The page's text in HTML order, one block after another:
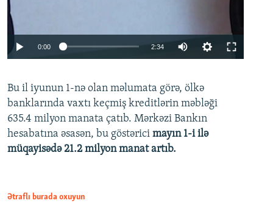
0:00 2:34
360p
480p
720p
Bu il iyunun 1-nə olan məlumata görə, ölkə
banklarında vaxtı keçmiş kreditlərin məbləği
635.4 milyon manata çatıb. Mərkəzi Bankın
hesabatına əsasən, bu göstərici mayın 1-i ilə
müqayisədə 21.2 milyon manat artıb.
Ətraflı burada oxuyun